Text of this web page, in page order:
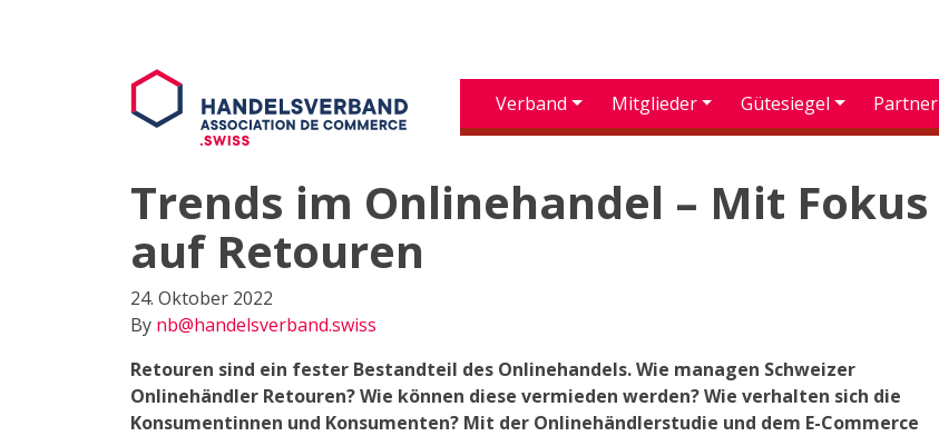
Verband Mitglieder Gütesiegel Partner
Trends im Onlinehandel – Mit Fokus
auf Retouren
24. Oktober 2022
By nb@handelsverband.swiss
Retouren sind ein fester Bestandteil des Onlinehandels. Wie managen Schweizer
Onlinehändler Retouren? Wie können diese vermieden werden? Wie verhalten sich die
Konsumentinnen und Konsumenten? Mit der Onlinehändlerstudie und dem E-Commerce